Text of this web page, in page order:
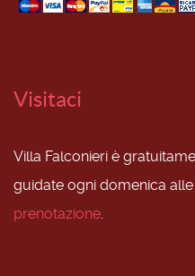
Visitaci
Villa Falconieri è
guidate ogni domenica alle
prenotazione.